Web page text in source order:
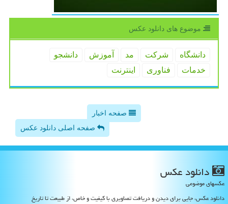
موضوع های دانلود عكس
دانشگاه شركت مد آموزش
دانشجو
خدمات
فناوری اینترنت
صفحه اخبار
صفحه اصلی دانلود عکس
دانلود عكس
عکسهای موضوعی
دانلود عکس، جایی برای دیدن و دریافت تصاویری با کیفیت و خاص، از طبیعت تا تاریخ